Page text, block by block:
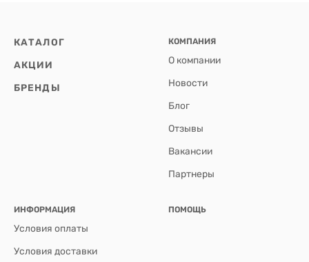
КАТАЛОГ
АКЦИИ
БРЕНДЫ
КОМПАНИЯ
О компании
Новости
Блог
Отзывы
Вакансии
Партнеры
ИНФОРМАЦИЯ
Условия оплаты
Условия доставки
ПОМОЩЬ